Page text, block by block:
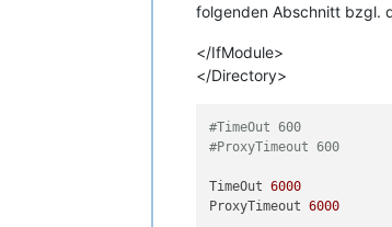
folgenden Abschnitt bzgl.
</IfModule>
</Directory>
#TimeOut 600
#ProxyTimeout 600
TimeOut 6000
ProxyTimeout 6000